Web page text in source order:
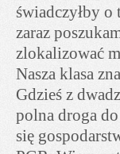
świadczyłby o
zaraz
zlokalizować
Nasza klasa
Gdzieś z
polna droga
się